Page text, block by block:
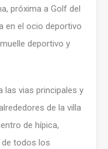
próxima a Golf del
en el ocio deportivo
deportivo y
vias principales y
de la villa
de hípica,
de todos los